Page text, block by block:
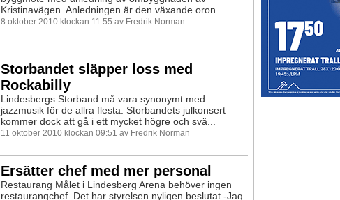
Kristinavägen. Anledningen är den växande oron ...
8 oktober 2010 klockan 11:55 av Fredrik Norman
Storbandet släpper loss med
Rockabilly
Lindesbergs Storband må vara synonymt med
jazzmusik för de allra flesta. Storbandets julkonsert
kommer dock att gå i ett mycket högre och svä...
11 oktober 2010 klockan 09:51 av Fredrik Norman
Ersätter chef med mer personal
Restaurang Målet i Lindesberg Arena behöver ingen
restaurangchef. Det har styrelsen nyligen beslutat.-Jag